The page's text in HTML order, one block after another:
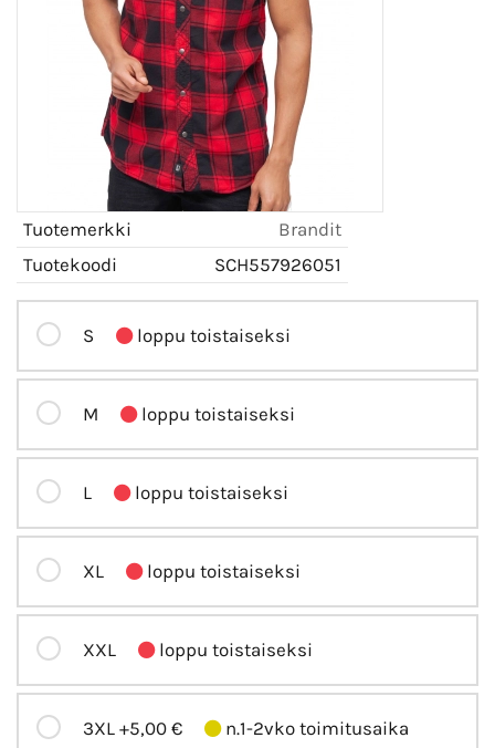
Tuotemerkki
Brandit
Tuotekoodi
SCH557926051
S loppu toistaiseksi
M loppu toistaiseksi
L loppu toistaiseksi
XL loppu toistaiseksi
XXL loppu toistaiseksi
3XL +5,00 € n.1-2vko toimitusaika